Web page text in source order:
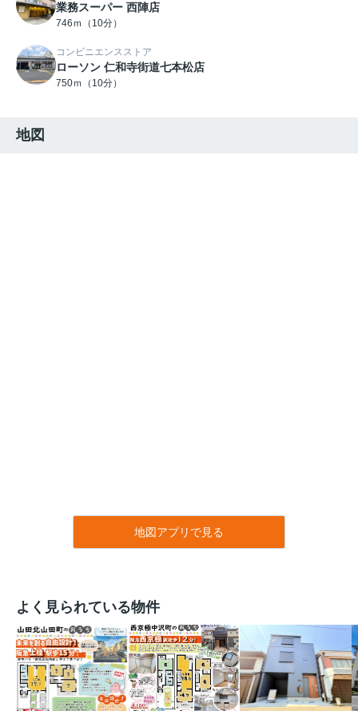
業務スーパー 西陣店
746ｍ（10分）
コンビニエンスストア
ローソン 仁和寺街道七本松店
750ｍ（10分）
地図
地図アプリで見る
よく見られている物件